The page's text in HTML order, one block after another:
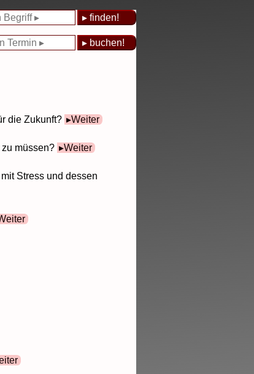
die Zukunft? Weiter
müssen? Weiter
Stress und dessen